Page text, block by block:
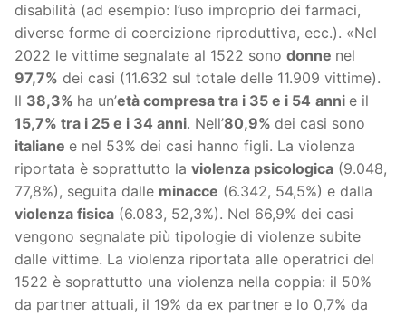
disabilità (ad esempio: l’uso improprio dei farmaci,
diverse forme di coercizione riproduttiva, ecc.). «Nel
2022 le vittime segnalate al 1522 sono donne nel
97,7% dei casi (11.632 sul totale delle 11.909 vittime).
Il 38,3% ha un’età compresa tra i 35 e i 54 anni e il
15,7% tra i 25 e i 34 anni. Nell’80,9% dei casi sono
italiane e nel 53% dei casi hanno figli. La violenza
riportata è soprattutto la violenza psicologica (9.048,
77,8%), seguita dalle minacce (6.342, 54,5%) e dalla
violenza fisica (6.083, 52,3%). Nel 66,9% dei casi
vengono segnalate più tipologie di violenze subite
dalle vittime. La violenza riportata alle operatrici del
1522 è soprattutto una violenza nella coppia: il 50%
da partner attuali, il 19% da ex partner e lo 0,7% da